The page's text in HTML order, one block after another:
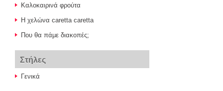
Καλοκαιρινά φρούτα
Η χελώνα caretta caretta
Που θα πάμε διακοπές;
Στήλες
Γενικά